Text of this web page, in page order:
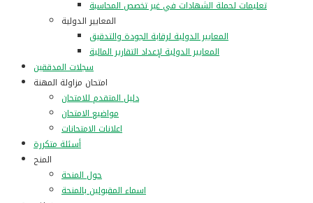
تعليمات لحملة الشهادات في غير تخصص المحاسبة
المعايير الدولية
المعايير الدولية لرقابة الجودة والتدقيق
المعايير الدولية لإعداد التقارير المالية
سجلات المدققين
امتحان مزاولة المهنة
دليل المتقدم للامتحان
مواضيع الامتحان
اعلانات الامتحانات
أسئلة متكررة
المنح
حول المنحة
اسماء المقبولين بالمنحة